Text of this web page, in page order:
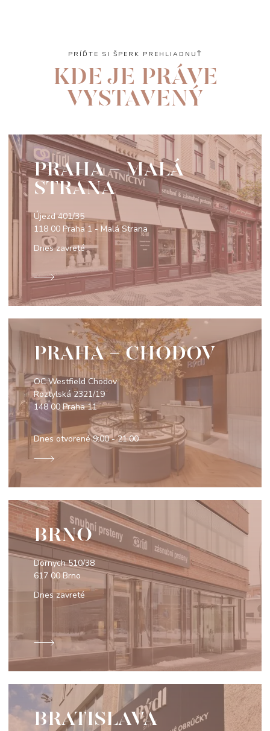
PRÍĎTE SI ŠPERK PREHLIADNUŤ
KDE JE PRÁVE
VYSTAVENÝ
PRAHA - MALÁ
STRANA
Újezd 401/35
118 00 Praha 1 - Malá Strana
Dnes zavreté
PRAHA - CHODOV
OC Westfield Chodov
Roztylská 2321/19
148 00 Praha 11
Dnes otvorené9:00 - 21:00
BRNO
Dornych 510/38
617 00 Brno
Dnes zavreté
BRATISLAVA